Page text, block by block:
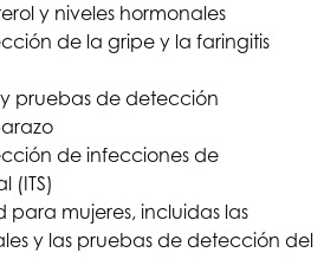
y niveles hormonales
de la gripe y la faringitis
pruebas de detección
de infecciones de
(ITS)
para mujeres, incluidas las
y las pruebas de detección del